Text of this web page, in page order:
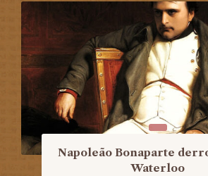
Napoleão Bonaparte
Waterloo